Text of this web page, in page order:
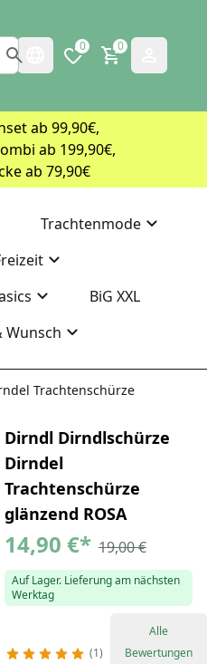
0 0
ab 99,90€,
ab 199,90€,
ab 79,90€
Trachtenmode
BiG XXL
Wunsch
Trachtenschürze
Dirndl Dirndlschürze
Dirndel
Trachtenschürze
glänzend ROSA
14,90 €* 19,00 €
Auf Lager. Lieferung am nächsten
Werktag
1
Alle
Bewertungen